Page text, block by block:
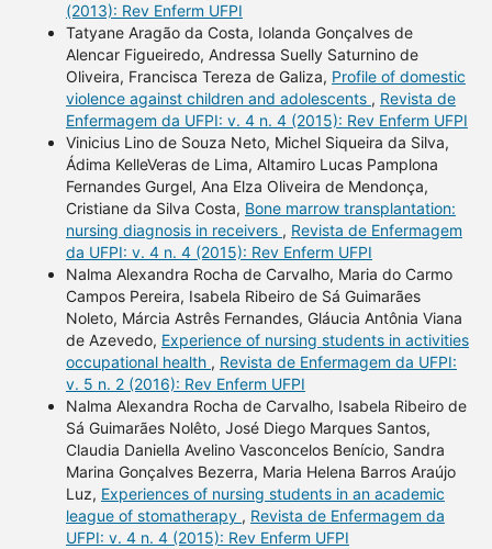
(2013): Rev Enferm UFPI
Tatyane Aragão da Costa, Iolanda Gonçalves de
Alencar Figueiredo, Andressa Suelly Saturnino de
Oliveira, Francisca Tereza de Galiza, Profile of domestic
violence against children and adolescents , Revista de
Enfermagem da UFPI: v. 4 n. 4 (2015): Rev Enferm UFPI
Vinicius Lino de Souza Neto, Michel Siqueira da Silva,
Ádima KelleVeras de Lima, Altamiro Lucas Pamplona
Fernandes Gurgel, Ana Elza Oliveira de Mendonça,
Cristiane da Silva Costa, Bone marrow transplantation:
nursing diagnosis in receivers , Revista de Enfermagem
da UFPI: v. 4 n. 4 (2015): Rev Enferm UFPI
Nalma Alexandra Rocha de Carvalho, Maria do Carmo
Campos Pereira, Isabela Ribeiro de Sá Guimarães
Noleto, Márcia Astrês Fernandes, Gláucia Antônia Viana
de Azevedo, Experience of nursing students in activities
occupational health , Revista de Enfermagem da UFPI:
v. 5 n. 2 (2016): Rev Enferm UFPI
Nalma Alexandra Rocha de Carvalho, Isabela Ribeiro de
Sá Guimarães Nolêto, José Diego Marques Santos,
Claudia Daniella Avelino Vasconcelos Benício, Sandra
Marina Gonçalves Bezerra, Maria Helena Barros Araújo
Luz, Experiences of nursing students in an academic
league of stomatherapy , Revista de Enfermagem da
UFPI: v. 4 n. 4 (2015): Rev Enferm UFPI